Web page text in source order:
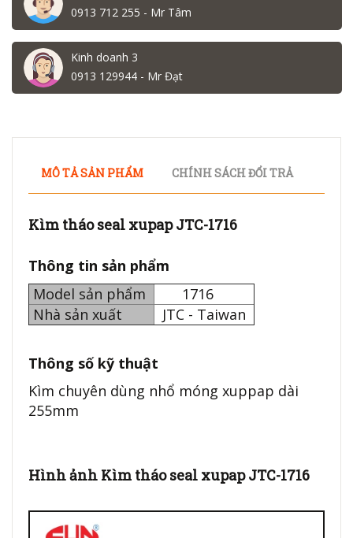
0913 712 255 - Mr Tâm
Kinh doanh 3
0913 129944 - Mr Đạt
MÔ TẢ SẢN PHẨM CHÍNH SÁCH ĐỔI TRẢ
Kìm tháo seal xupap JTC-1716
Thông tin sản phẩm
Model sản phẩm
1716
Nhà sản xuất
JTC - Taiwan
Thông số kỹ thuật
Kìm chuyên dùng nhổ móng xuppap dài
255mm
Hình ảnh Kìm tháo seal xupap JTC-1716